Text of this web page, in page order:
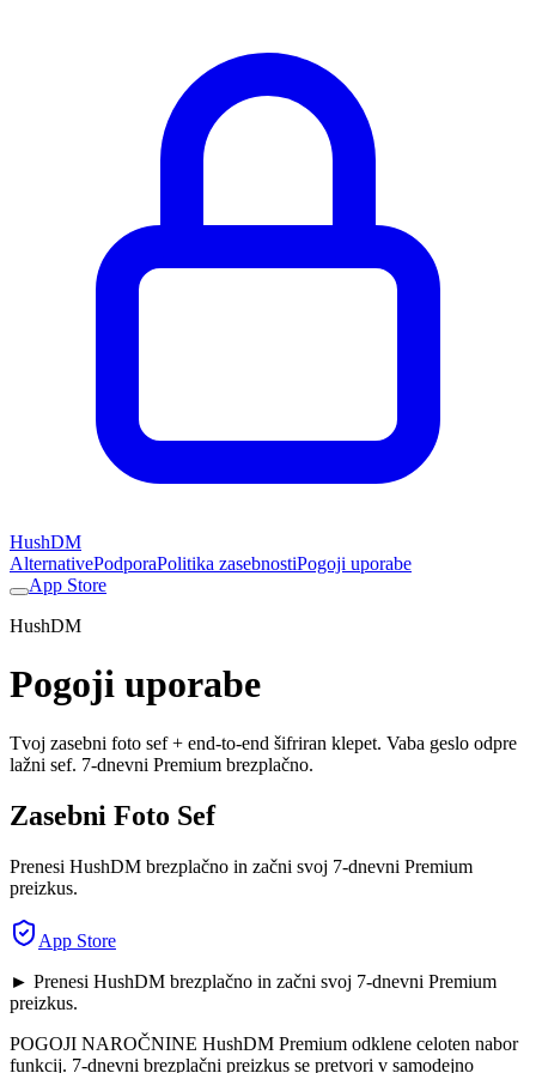
HushDM
AlternativePodporaPolitika zasebnostiPogoji uporabe
App Store
HushDM
Pogoji uporabe
Tvoj zasebni foto sef + end-to-end šifriran klepet. Vaba geslo odpre
lažni sef. 7-dnevni Premium brezplačno.
Zasebni Foto Sef
Prenesi HushDM brezplačno in začni svoj 7-dnevni Premium
preizkus.
App Store
► Prenesi HushDM brezplačno in začni svoj 7-dnevni Premium
preizkus.
POGOJI NAROČNINE HushDM Premium odklene celoten nabor
funkcij. 7-dnevni brezplačni preizkus se pretvori v samodejno